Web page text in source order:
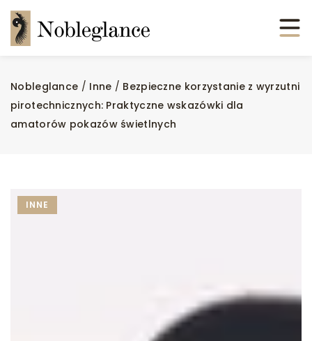
Nobleglance / Inne / Bezpieczne korzystanie z wyrzutni
pirotechnicznych: Praktyczne wskazówki dla
amatorów pokazów świetlnych
INNE